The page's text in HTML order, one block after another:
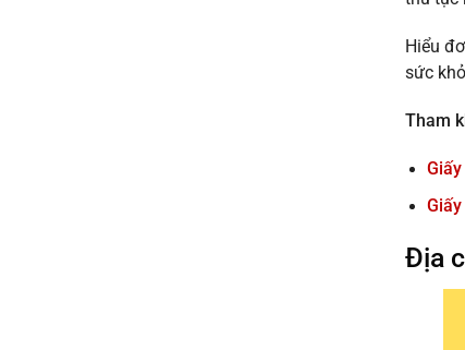
Hiểu
sức
Tham
Địa